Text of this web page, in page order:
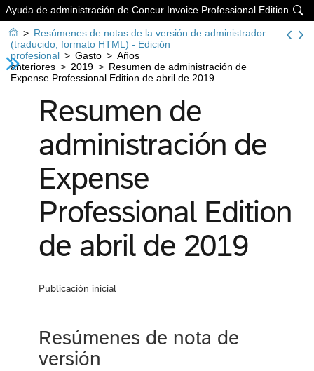

Ayuda de administración de Concur Invoice Professional Edition
 > Resúmenes de notas de la versión de administrador
(traducido, formato HTML) - Edición
profesional > Gasto > Años
anteriores > 2019 > Resumen de administración de
Expense Professional Edition de abril de 2019
Resumen de
administración de
Expense
Professional Edition
de abril de 2019
Publicación inicial
Resúmenes de nota de
versión